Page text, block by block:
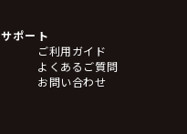
サポート
ご利用ガイド
よくあるご質問
お問い合わせ